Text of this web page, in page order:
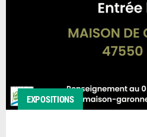
EXPOSITIONS